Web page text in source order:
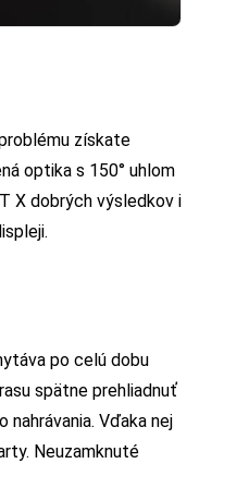
získate
optika s 150° uhlom
X dobrých výsledkov i
po celú dobu
spätne prehliadnuť
Vďaka nej
Neuzamknuté